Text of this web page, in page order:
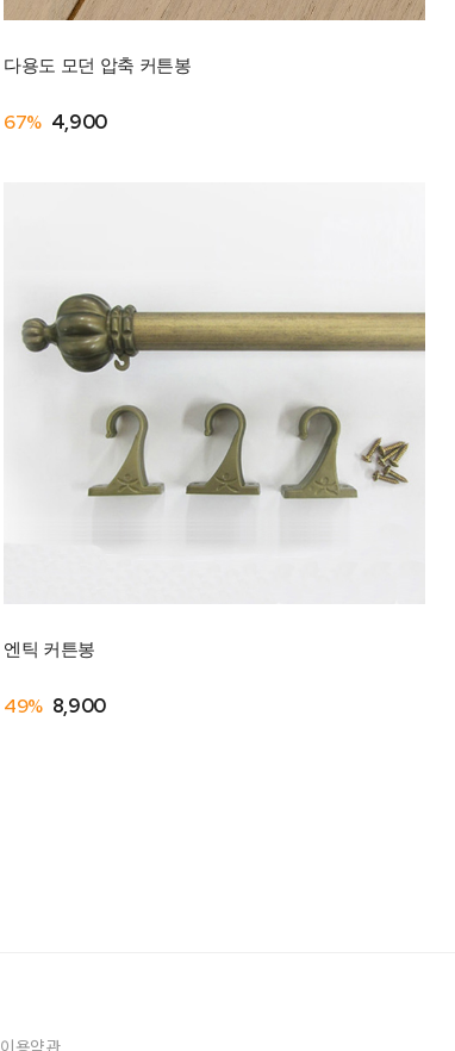
다용도 모던 압축 커튼봉
67% 4,900
엔틱 커튼봉
49% 8,900
이용약관